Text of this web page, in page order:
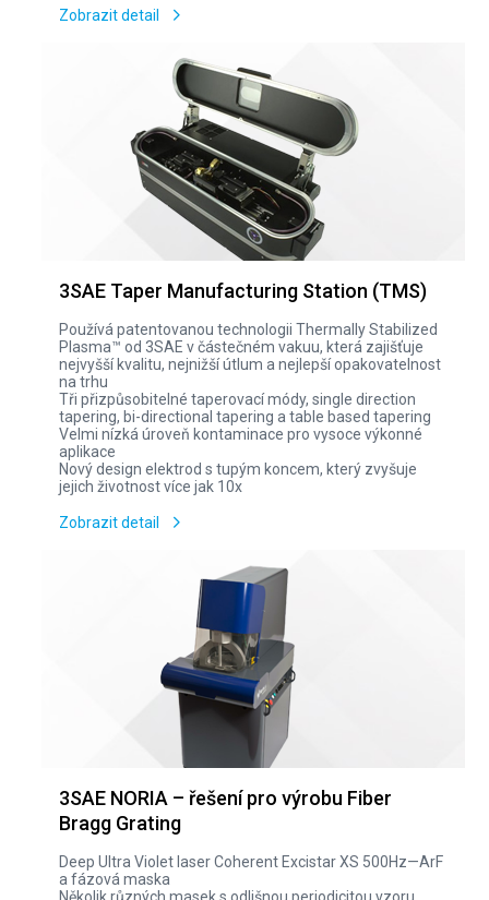
Zobrazit detail
3SAE Taper Manufacturing Station (TMS)
Používá patentovanou technologii Thermally Stabilized
Plasma™ od 3SAE v částečném vakuu, která zajišťuje
nejvyšší kvalitu, nejnižší útlum a nejlepší opakovatelnost
na trhu
Tři přizpůsobitelné taperovací módy, single direction
tapering, bi-directional tapering a table based tapering
Velmi nízká úroveň kontaminace pro vysoce výkonné
aplikace
Nový design elektrod s tupým koncem, který zvyšuje
jejich životnost více jak 10x
Zobrazit detail
3SAE NORIA – řešení pro výrobu Fiber
Bragg Grating
Deep Ultra Violet laser Coherent Excistar XS 500Hz—ArF
a fázová maska